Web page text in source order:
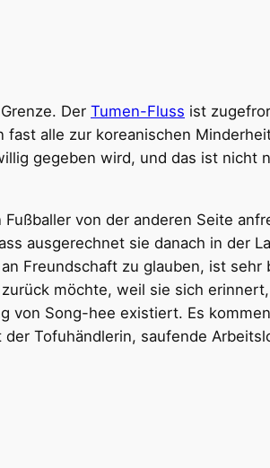
Der Tumen-Fluss ist
alle zur koreanischen
gegeben wird, und das ist nicht
von der anderen Seite
ausgerechnet sie danach in der
Freundschaft zu glauben, ist
möchte, weil sie sich
Song-hee existiert. Es
Tofuhändlerin, saufende